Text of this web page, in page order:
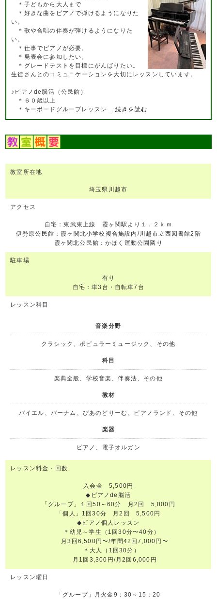
＊子どもから大人まで
＊好きな曲をピアノで弾けるようになりた
い。
＊歌や合唱の伴奏が弾けるようになりた
い。
＊仕事でピアノが必要。
＊発表会に参加したい。
＊グレードテストを目標にがんばりたい。
生徒さんとのコミュニケーションを大切にレッスンしています。
♪ピアノde脳活（公民館）
＊６０歳以上
＊キーボードグループレッスン
...続きを読む
教室所在地
埼玉県川越市
アクセス
自宅：東武東上線 霞ヶ関駅より１．２ｋｍ
伊勢原公民館：霞ヶ関北小学校複合施設内/川越市立西図書館2階
霞ヶ関北公民館：かほく運動公園隣り
駐車場
有り
自宅：車3台・自転車7台
レッスン科目
音楽分野
クラシック、ポピュラーミュージック、その他
科目
楽典全般、学校音楽、伴奏法、その他
教材
バイエル、バーナム、ぴあのどりーむ、ピアノランド、その他
楽器
ピアノ、電子オルガン
レッスン料金・回数
入会金 5,500円
◆ピアノde脳活
「グループ」１回50～60分 月2回 5,000円
「個人」1回30分 月2回 5,500円
◆ピアノ個人レッスン
＊幼児～学生（1回30分〜40分）
月3回6,500円〜/年間42回7,000円〜
＊大人（1回30分）
月1回3,300円/月2回6,000円
レッスン曜日
「グループ」月火金9：30～15：20